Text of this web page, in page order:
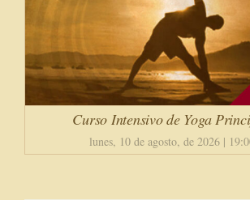
Curso Intensivo de Yoga
lunes, 10 de agosto, de 2026 |